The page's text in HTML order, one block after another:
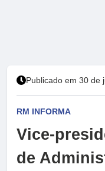
Publicado em 30 de
RM INFORMA
Vice-
de